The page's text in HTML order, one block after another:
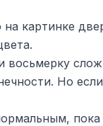
картинке
восьмерку
Но
пока